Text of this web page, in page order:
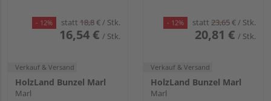
- 12% statt 18,8€/ Stk.
16,54 € / Stk.
Verkauf & Versand
HolzLand Bunzel Marl
Marl
- 12% statt 23,65€/ Stk.
20,81 € / Stk.
Verkauf & Versand
HolzLand Bunzel Marl
Marl